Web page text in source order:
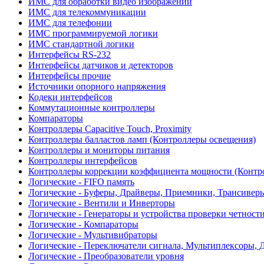
ИМС для телекоммуникации
ИМС для телефонии
ИМС программируемой логики
ИМС стандартной логики
Интерфейсы RS-232
Интерфейсы датчиков и детекторов
Интерфейсы прочие
Источники опорного напряжения
Кодеки интерфейсов
Коммутационные контроллеры
Компараторы
Контроллеры Capacitive Touch, Proximity
Контроллеры балластов ламп (Контроллеры освещения)
Контроллеры и мониторы питания
Контроллеры интерфейсов
Контроллеры коррекции коэффициента мощности
Логические - FIFO память
Логические - Буферы, Драйверы, Приемники,
Логические - Вентили и Инверторы
Логические - Генераторы и устройства проверки четности
Логические - Компараторы
Логические - Мультивибраторы
Логические - Переключатели сигнала, Мультиплексоры,
Логические - Преобразователи уровня